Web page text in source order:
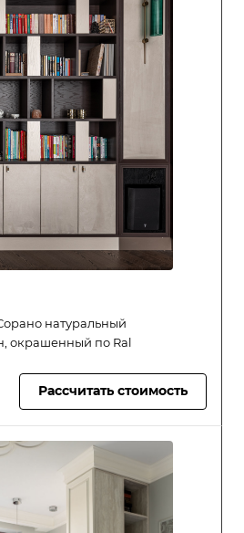
натуральный
окрашенный по Ral
Рассчитать стоимость